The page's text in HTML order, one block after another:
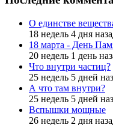
О единстве
18 недель 4 дня
18 марта - День
20 недель 1 день
Что внутри частиц?
25 недель 5 дней
А что там внутри?
25 недель 5 дней
Вспышки мощные
26 недель 2 дня